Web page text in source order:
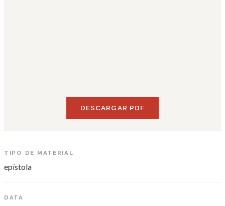
DESCARGAR PDF
TIPO DE MATERIAL
epístola
DATA